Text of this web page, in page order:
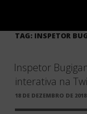
TAG: INSPETOR
Inspetor
interativa na
PUBLICADO
18 DE DEZEMBRO DE 2018